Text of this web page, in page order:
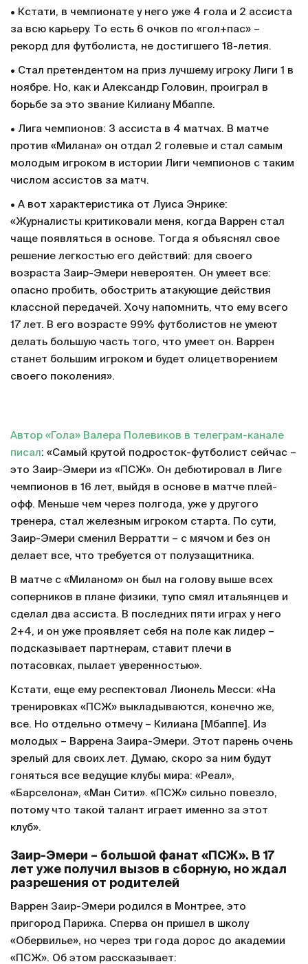
• Кстати, в чемпионате у него уже 4 гола и 2 ассиста
за всю карьеру. То есть 6 очков по «гол+пас» –
рекорд для футболиста, не достигшего 18-летия.
• Стал претендентом на приз лучшему игроку Лиги 1 в
ноябре. Но, как и Александр Головин, проиграл в
борьбе за это звание Килиану Мбаппе.
• Лига чемпионов: 3 ассиста в 4 матчах. В матче
против «Милана» он отдал 2 голевые и стал самым
молодым игроком в истории Лиги чемпионов с таким
числом ассистов за матч.
• А вот характеристика от Луиса Энрике:
«Журналисты критиковали меня, когда Варрен стал
чаще появляться в основе. Тогда я объяснял свое
решение легкостью его действий: для своего
возраста Заир-Эмери невероятен. Он умеет все:
опасно пробить, обострить атакующие действия
классной передачей. Хочу напомнить, что ему всего
17 лет. В его возрасте 99% футболистов не умеют
делать большую часть того, что умеет он. Варрен
станет большим игроком и будет олицетворением
своего поколения».
Автор «Гола» Валера Полевиков в телеграм-канале
писал: «Самый крутой подросток-футболист сейчас –
это Заир-Эмери из «ПСЖ». Он дебютировал в Лиге
чемпионов в 16 лет, выйдя в основе в матче плей-
офф. Меньше чем через полгода, уже у другого
тренера, стал железным игроком старта. По сути,
Заир-Эмери сменил Верратти – с мячом и без он
делает все, что требуется от полузащитника.
В матче с «Миланом» он был на голову выше всех
соперников в плане физики, тупо смял итальянцев и
сделал два ассиста. В последних пяти играх у него
2+4, и он уже проявляет себя на поле как лидер –
подсказывает партнерам, ставит плечи в
потасовках, пылает уверенностью».
Кстати, еще ему респектовал Лионель Месси: «На
тренировках «ПСЖ» выкладываются, конечно же,
все. Но отдельно отмечу – Килиана [Мбаппе]. Из
молодых – Варрена Заира-Эмери. Этот парень очень
зрелый для своих лет. Думаю, скоро за ним будут
гоняться все ведущие клубы мира: «Реал»,
«Барселона», «Ман Сити». «ПСЖ» сильно повезло,
потому что такой талант играет именно за этот
клуб».
Заир-Эмери – большой фанат «ПСЖ». В 17
лет уже получил вызов в сборную, но ждал
разрешения от родителей
Варрен Заир-Эмери родился в Монтрее, это
пригород Парижа. Сперва он пришел в школу
«Обервилье», но через три года дорос до академии
«ПСЖ». Об этом рассказывает: